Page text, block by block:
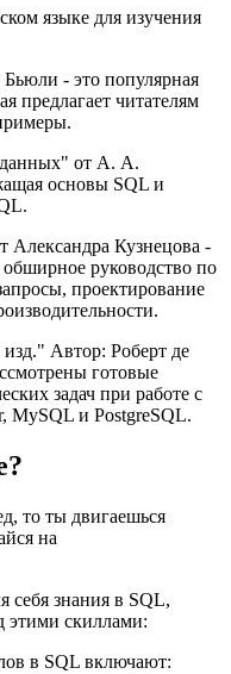
языке для изучения
- это популярная
предлагает читателям
данных" от А. А.
основы SQL и
Александра Кузнецова -
обширное руководство по
проектирование
Автор: Роберт де
готовые
задач при работе с
MySQL и PostgreSQL.
то ты двигаешься
на
себя знания в SQL,
этими скиллами:
в SQL включают: